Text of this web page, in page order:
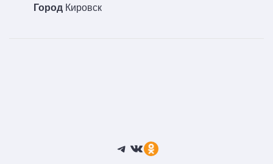
Город Кировск
Telegram
ВКонтакте
Ссылка